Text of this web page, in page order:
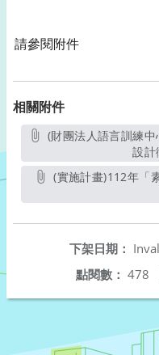
請參閱附件
相關附件
設
(實施計畫)112年「素養導向與雙語教學評量設計徵選活
下架日期：
點閱數： 478